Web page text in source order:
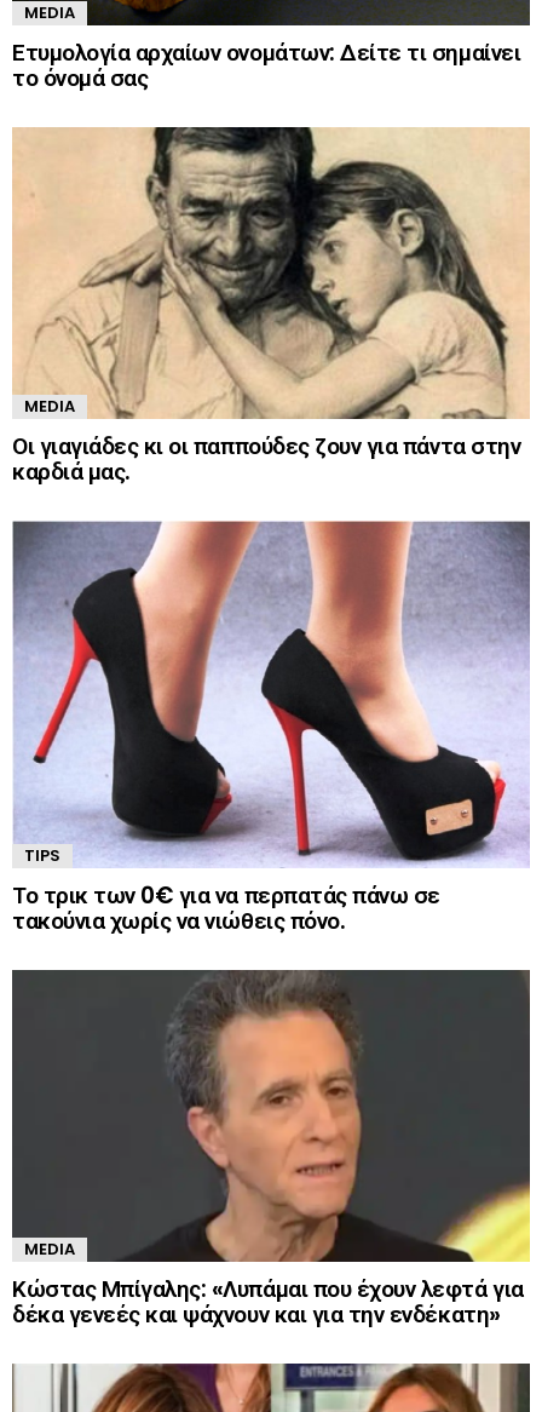
MEDIA
Ετυμολογία αρχαίων ονομάτων: Δείτε τι σημαίνει
το όνομά σας
MEDIA
Οι γιαγιάδες κι οι παππούδες ζουν για πάντα στην
καρδιά μας.
TIPS
Το τρικ των 0€ για να περπατάς πάνω σε
τακούνια χωρίς να νιώθεις πόνο.
MEDIA
Κώστας Μπίγαλης: «Λυπάμαι που έχουν λεφτά για
δέκα γενεές και ψάχνουν και για την ενδέκατη»